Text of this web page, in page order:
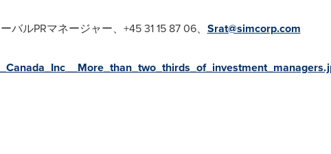
ルPRマネージャー、+45 31 15 87 06、 Srat@simcorp.com